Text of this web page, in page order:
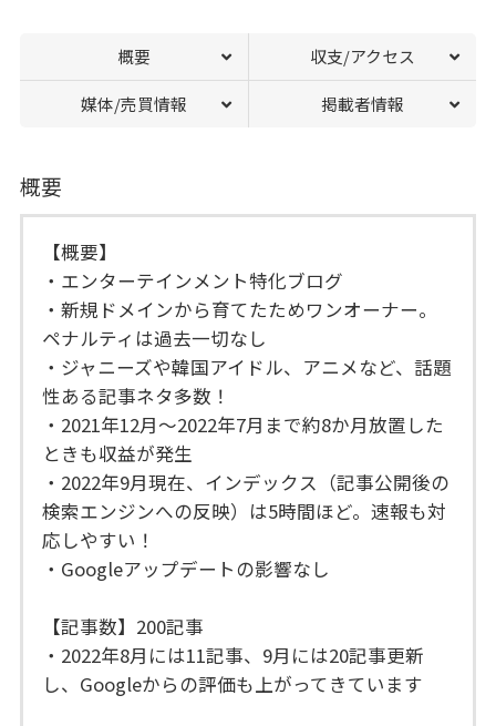
概要 収支/アクセス
媒体/売買情報 掲載者情報
概要
【概要】
・エンターテインメント特化ブログ
・新規ドメインから育てたためワンオーナー。
ペナルティは過去一切なし
・ジャニーズや韓国アイドル、アニメなど、話題
性ある記事ネタ多数！
・2021年12月～2022年7月まで約8か月放置した
ときも収益が発生
・2022年9月現在、インデックス（記事公開後の
検索エンジンへの反映）は5時間ほど。速報も対
応しやすい！
・Googleアップデートの影響なし
【記事数】200記事
・2022年8月には11記事、9月には20記事更新
し、Googleからの評価も上がってきています